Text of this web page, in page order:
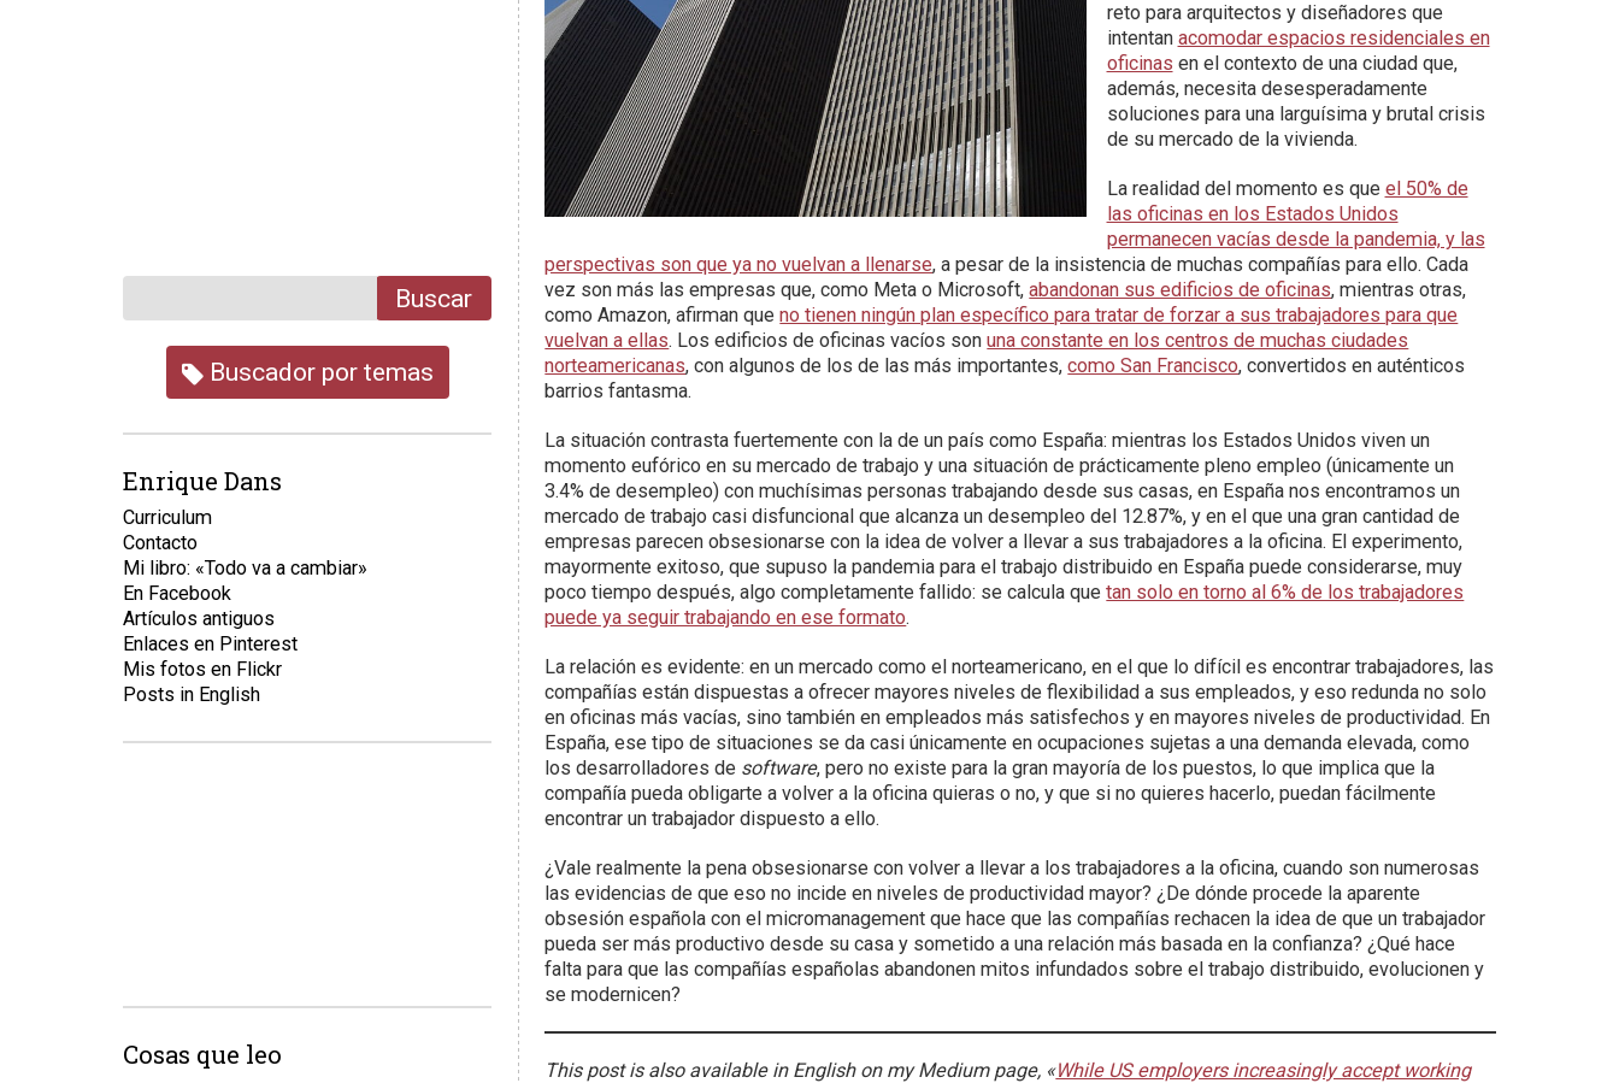
reto para arquitectos y diseñadores que
intentan acomodar espacios residenciales en
oficinas en el contexto de una ciudad que,
además, necesita desesperadamente
soluciones para una larguísima y brutal crisis
de su mercado de la vivienda.
La realidad del momento es que el 50% de
las oficinas en los Estados Unidos
permanecen vacías desde la pandemia, y las
perspectivas son que ya no vuelvan a llenarse, a pesar de la insistencia de muchas compañías para ello. Cada
vez son más las empresas que, como Meta o Microsoft,abandonan sus edificios de oficinas, mientras otras,
como Amazon, afirman queno tienen ningún plan específico para tratar de forzar a sus trabajadores para que
vuelvan a ellas. Los edificios de oficinas vacíos sonuna constante en los centros de muchas ciudades
norteamericanas, con algunos de los de las más importantes,como San Francisco, convertidos en auténticos
barrios fantasma.
La situación contrasta fuertemente con la de un país como España: mientras los Estados Unidos viven un
momento eufórico en su mercado de trabajo y una situación de prácticamente pleno empleo (únicamente un
3.4% de desempleo) con muchísimas personas trabajando desde sus casas, en España nos encontramos un
mercado de trabajo casi disfuncional que alcanza un desempleo del 12.87%, y en el que una gran cantidad de
empresas parecen obsesionarse con la idea de volver a llevar a sus trabajadores a la oficina. El experimento,
mayormente exitoso, que supuso la pandemia para el trabajo distribuido en España puede considerarse, muy
poco tiempo después, algo completamente fallido: se calcula quetan solo en torno al 6% de los trabajadores
puede ya seguir trabajando en ese formato.
La relación es evidente: en un mercado como el norteamericano, en el que lo difícil es encontrar trabajadores, las
compañías están dispuestas a ofrecer mayores niveles de flexibilidad a sus empleados, y eso redunda no solo
en oficinas más vacías, sino también en empleados más satisfechos y en mayores niveles de productividad. En
España, ese tipo de situaciones se da casi únicamente en ocupaciones sujetas a una demanda elevada, como
los desarrolladores de software, pero no existe para la gran mayoría de los puestos, lo que implica que la
compañía pueda obligarte a volver a la oficina quieras o no, y que si no quieres hacerlo, puedan fácilmente
encontrar un trabajador dispuesto a ello.
¿Vale realmente la pena obsesionarse con volver a llevar a los trabajadores a la oficina, cuando son numerosas
las evidencias de que eso no incide en niveles de productividad mayor? ¿De dónde procede la aparente
obsesión española con el micromanagement que hace que las compañías rechacen la idea de que un trabajador
pueda ser más productivo desde su casa y sometido a una relación más basada en la confianza? ¿Qué hace
falta para que las compañías españolas abandonen mitos infundados sobre el trabajo distribuido, evolucionen y
se modernicen?
This post is also available in English on my Medium page, «While US employers increasingly accept working
Buscar
Buscador por temas
Enrique Dans
Curriculum
Contacto
Mi libro: «Todo va a cambiar»
En Facebook
Artículos antiguos
Enlaces en Pinterest
Mis fotos en Flickr
Posts in English
Cosas que leo